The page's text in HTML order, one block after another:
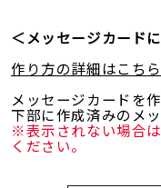
＜メッセージカード
作り方の詳細はこちら
メッセージカードを
下部に作成済みのメ
※表示されない場合
ください。